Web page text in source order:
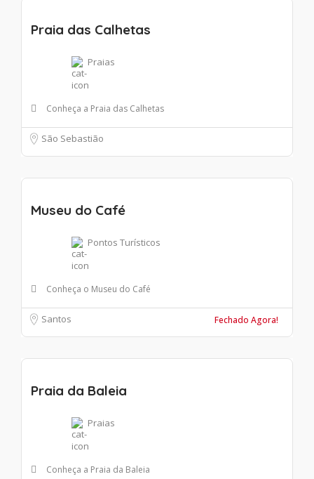
Praia das Calhetas
Praias
Conheça a Praia das Calhetas
São Sebastião
Museu do Café
Pontos Turísticos
Conheça o Museu do Café
Santos Fechado Agora!
Praia da Baleia
Praias
Conheça a Praia da Baleia